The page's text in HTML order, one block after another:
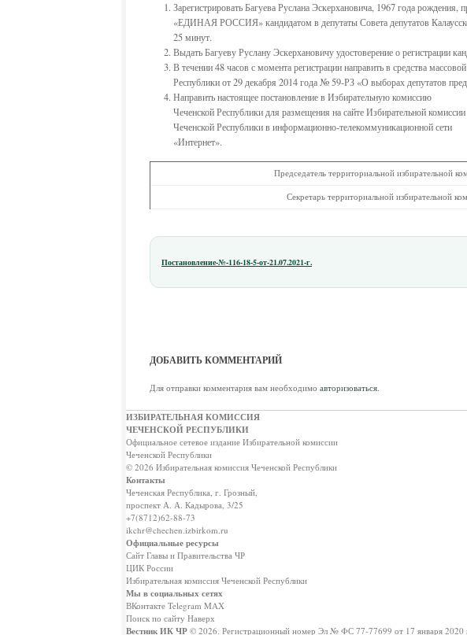
Зарегистрировать Багуева Руслана Эскерхановича, 1967 года
«ЕДИНАЯ РОССИЯ» кандидатом в депутаты Совета депутатов
25 минут.
Выдать Багуеву Руслану Эскерхановичуудостоверение о регистрации
В течении 48 часов с момента регистрации направить в средства
Республики от 29 декабря 2014 года № 59-РЗ «О выборах депутатов
Направить настоящее постановление в Избирательную комиссию
Чеченской Республики для размещения на сайте Избирательной комиссии
Чеченской Республики в информационно-телекоммуникационной сети
«Интернет».
Председатель территориальной избирательной
Секретарь территориальной избирательной
Постановление-№-116-18-5-от-21.07.2021-г.
ДОБАВИТЬ КОММЕНТАРИЙ
Для отправки комментария вам необходимо авторизоваться.
ИЗБИРАТЕЛЬНАЯ КОМИССИЯ
ЧЕЧЕНСКОЙ РЕСПУБЛИКИ
Официальное сетевое издание Избирательной комиссии
Чеченской Республики
© 2026 Избирательная комиссия Чеченской Республики
Контакты
Чеченская Республика, г. Грозный,
проспект А. А. Кадырова, 3/25
+7(8712)62-88-73
ikchr@chechen.izbirkom.ru
Официальные ресурсы
Сайт Главы и Правительства ЧР
ЦИК России
Избирательная комиссия Чеченской Республики
Мы в социальных сетях
ВКонтакте Telegram MAX
Поиск по сайту Наверх
Вестник ИК ЧР © 2026. Регистрационный номер Эл № ФС 77-77699 от 17 января